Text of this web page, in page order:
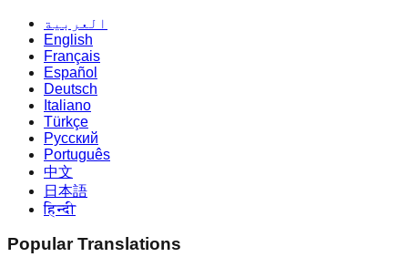
العربية
English
Français
Español
Deutsch
Italiano
Türkçe
Русский
Português
中文
日本語
हिन्दी
Popular Translations